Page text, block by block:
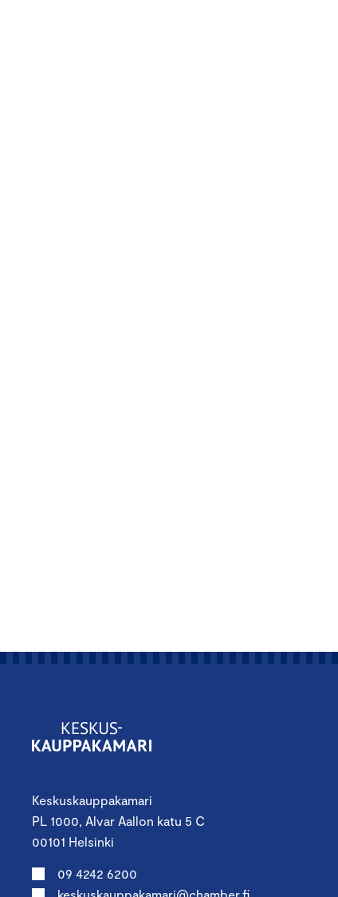
Keskuskauppakamari
PL 1000, Alvar Aallon katu 5 C
00101 Helsinki
09 4242 6200